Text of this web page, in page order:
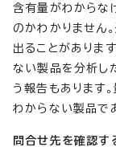
含有量がわからな
のかわかりません
出ることがありま
ない製品を分析し
う報告もあります
わからない製品で
問合せ先を確認す